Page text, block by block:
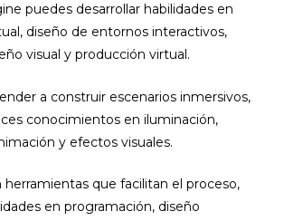
puedes desarrollar habilidades en
diseño de entornos interactivos,
visual y producción virtual.
a construir escenarios inmersivos,
conocimientos en iluminación,
y efectos visuales.
que facilitan el proceso,
en programación, diseño